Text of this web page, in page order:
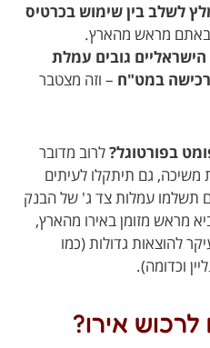
לשלב בין שימוש בכרטיס
מראש מהארץ.
גובים עמלת
– וזה מצטבר
בפורטוגל?לרוב מדובר
גם תיתקלו לעיתים
תשלמו עמלות צד ג' של הבנק
מראש מזומן באירו מהארץ,
להוצאות גדולות (כמו
וכדומה).
אירו?